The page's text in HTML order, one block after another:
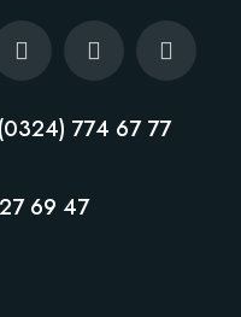
(0324) 774 67 77
69 47